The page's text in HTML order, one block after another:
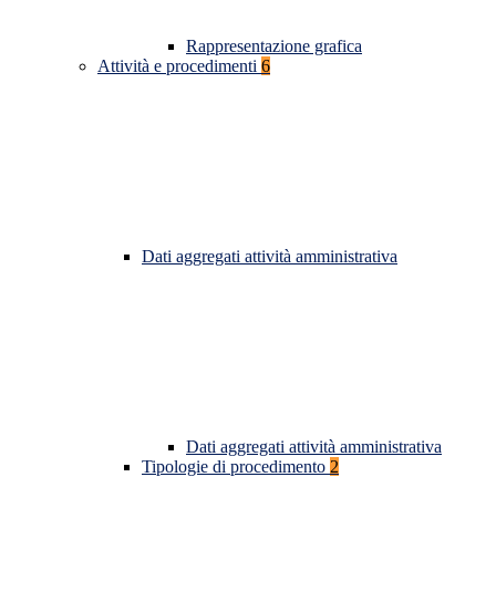
Rappresentazione grafica
Attività e procedimenti 6
Dati aggregati attività amministrativa
Dati aggregati attività amministrativa
Tipologie di procedimento 2